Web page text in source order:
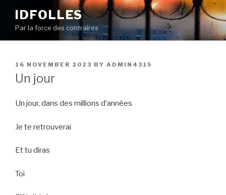
content
IDFOLLES
Par la force des contraires
POSTED
ON
16 NOVEMBER 2023 BY ADMIN4315
Un jour
Un jour, dans des millions d’années
Je te retrouverai
Et tu diras
Toi